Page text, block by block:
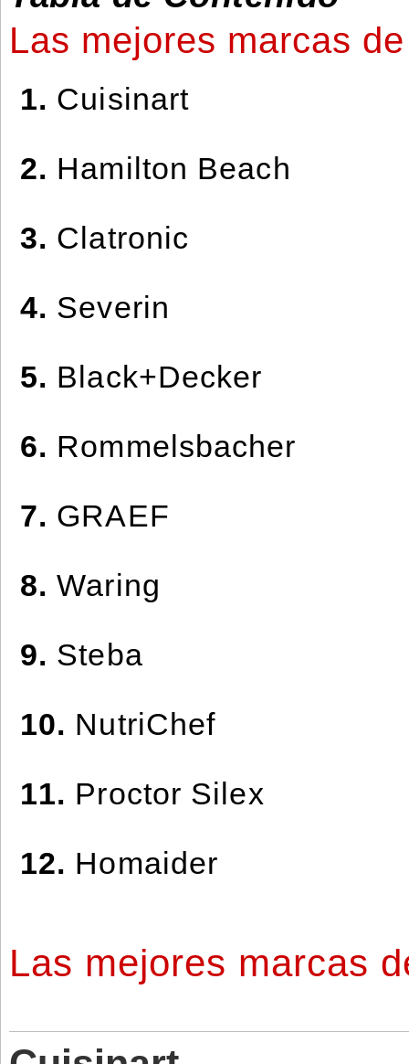
Las mejores marcas
1. Cuisinart
2. Hamilton Beach
3. Clatronic
4. Severin
5. Black+Decker
6. Rommelsbacher
7. GRAEF
8.Waring
9. Steba
10. NutriChef
11. Proctor Silex
12. Homaider
Las mejores marcas